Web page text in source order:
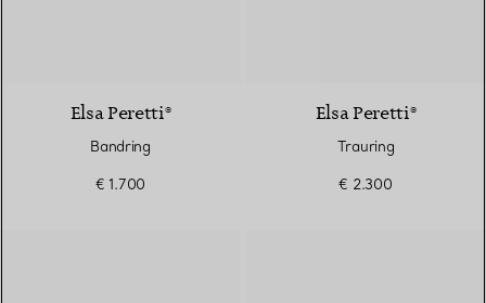
Elsa Peretti®
Bandring
€ 1.700
Elsa Peretti®
Trauring
€ 2.300